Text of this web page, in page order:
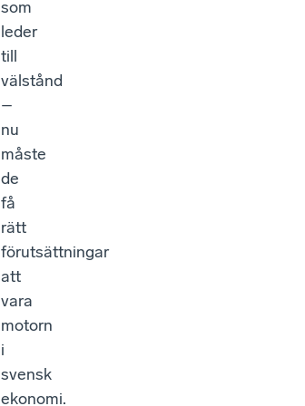
som
leder
till
välstånd
–
nu
måste
de
få
rätt
förutsättningar
att
vara
motorn
i
svensk
ekonomi.